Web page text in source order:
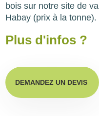
bois sur notre site de
Habay (prix à la tonne).
Plus d'infos ?
DEMANDEZ UN DEVIS